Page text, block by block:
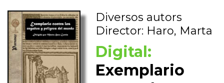
Diversos autors
Director: Haro, Marta
Digital:
Exemplario